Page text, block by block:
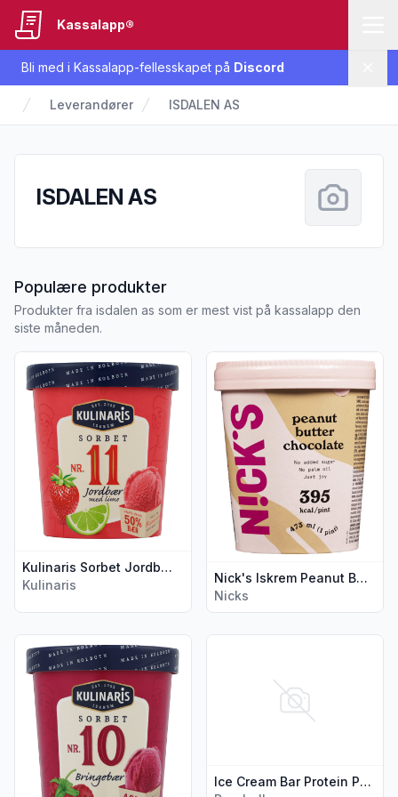
Bli med i Kassalapp-fellesskapet på Discord
Kassalapp®
Leverandører ISDALEN AS
ISDALEN AS
Populære produkterfra ISDALEN AS
Produkter fra isdalen as som er mest vist på kassalapp den
siste måneden.
Kulinaris Sorbet Jordbær 0,5l
Kulinaris
Vis flere detaljer for produktet "Kulinaris Sorbet Jordbær
Nick's Iskrem Peanut Butter Choco 473ml
Nicks
Vis flere detaljer for
Vis flere detaljer for produktet "Kulinaris Sorbet Bringebær
Ice Cream Bar Protein Peanøtter 73ml Barebells